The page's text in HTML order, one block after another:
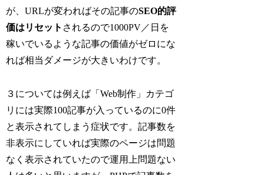
が、URLが変わればその記事のSEO的評
価はリセット されるので1000PV／日を
稼いでいるような記事の価値がゼロにな
れば相当ダメージが大きいわけです。
３については例えば「Web制作」カテゴ
リには実際100記事が入っているのに0件
と表示されてしまう症状です。記事数を
非表示にしていれば実際のページは問題
なく表示されていたので運用上問題ない